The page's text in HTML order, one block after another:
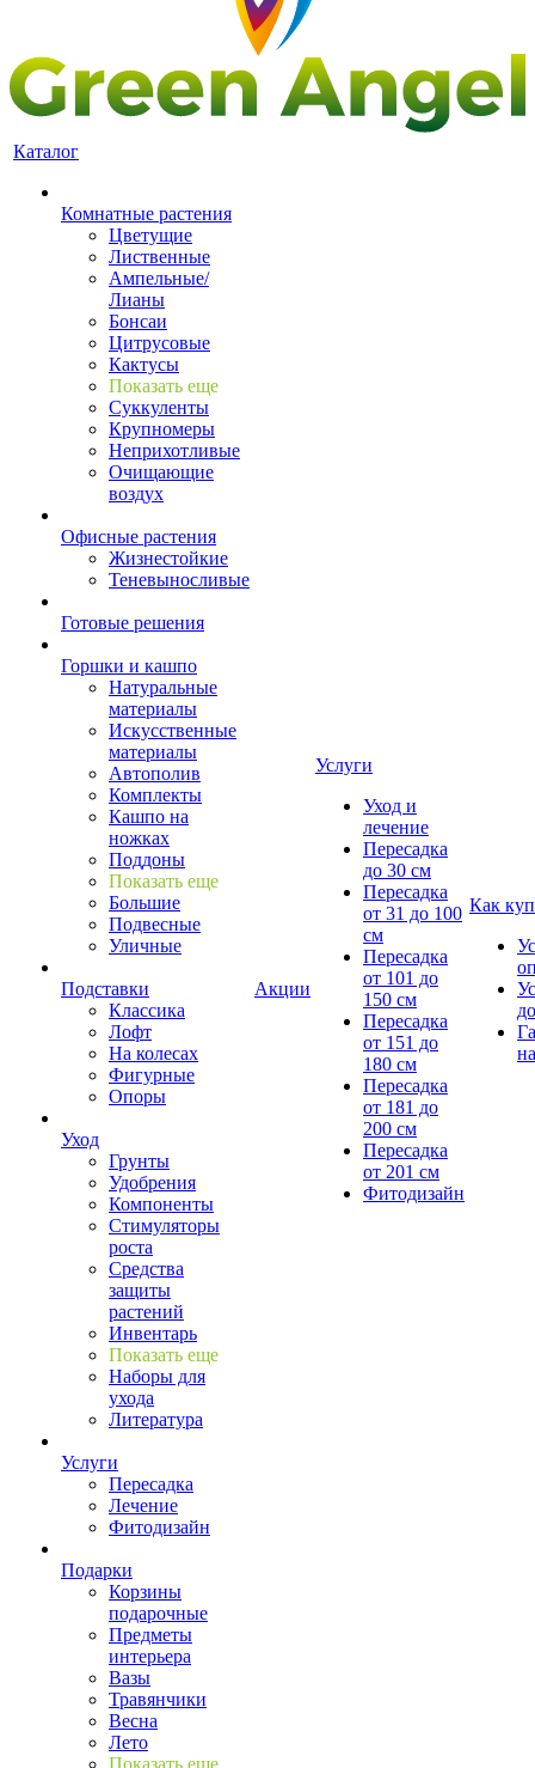
Каталог
Комнатные растения
Цветущие
Лиственные
Ампельные/
Лианы
Бонсаи
Цитрусовые
Кактусы
Показать еще
Суккуленты
Крупномеры
Неприхотливые
Очищающие
воздух
Офисные растения
Жизнестойкие
Теневыносливые
Готовые решения
Горшки и кашпо
Натуральные
материалы
Искусственные
материалы
Автополив
Комплекты
Кашпо на
ножках
Поддоны
Показать еще
Большие
Подвесные
Уличные
Подставки
Классика
Лофт
На колесах
Фигурные
Опоры
Уход
Грунты
Удобрения
Компоненты
Стимуляторы
роста
Средства
защиты
растений
Инвентарь
Показать еще
Наборы для
ухода
Литература
Услуги
Пересадка
Лечение
Фитодизайн
Подарки
Корзины
подарочные
Предметы
интерьера
Вазы
Травянчики
Весна
Лето
Акции
Услуги
Уход и
лечение
Пересадка
до 30 см
Пересадка
от 31 до 100
см
Пересадка
от 101 до
150 см
Пересадка
от 151 до
180 см
Пересадка
от 181 до
200 см
Пересадка
от 201 см
Фитодизайн
Как